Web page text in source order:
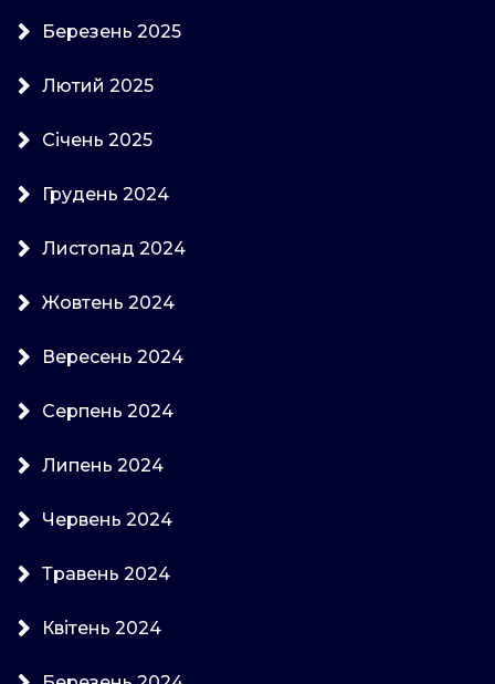
Березень 2025
Лютий 2025
Січень 2025
Грудень 2024
Листопад 2024
Жовтень 2024
Вересень 2024
Серпень 2024
Липень 2024
Червень 2024
Травень 2024
Квітень 2024